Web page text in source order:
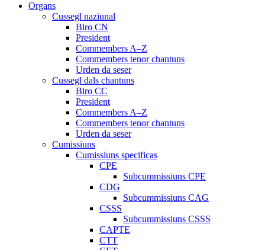
Organs
Cussegl naziunal
Biro CN
President
Commembers A–Z
Commembers tenor chantuns
Urden da seser
Cussegl dals chantuns
Biro CC
President
Commembers A–Z
Commembers tenor chantuns
Urden da seser
Cumissiuns
Cumissiuns specificas
CPE
Subcummissiuns CPE
CDG
Subcummissiuns CAG
CSSS
Subcummissiuns CSSS
CAPTE
CTT